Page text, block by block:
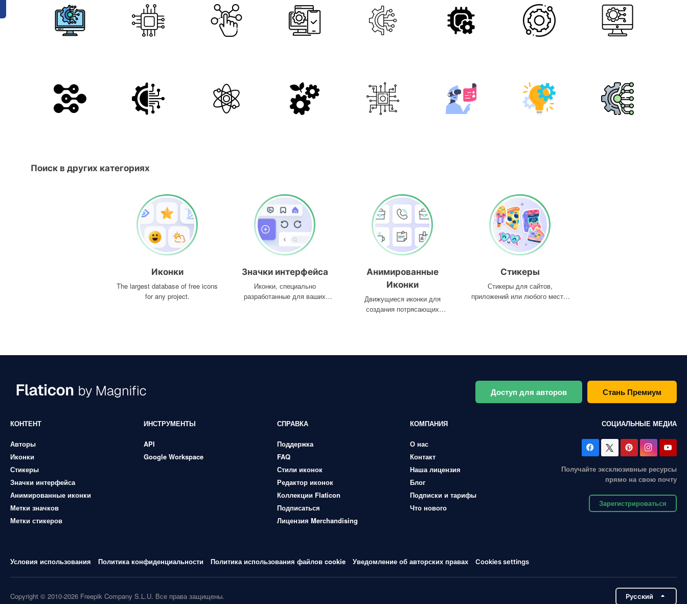
Поиск в других категориях
Иконки
The largest database of free icons
for any project.
Значки интерфейса
Иконки, специально
разработанные для ваших
Анимированные
Иконки
Движущиеся иконки для
создания потрясающих
Стикеры
Стикеры для сайтов,
приложений или любого места,
Доступ для авторов Стань Премиум
КОНТЕНТ
Авторы
Иконки
Стикеры
Значки интерфейса
Анимированные иконки
Метки значков
Метки стикеров
ИНСТРУМЕНТЫ
API
Google Workspace
СПРАВКА
Поддержка
FAQ
Стили иконок
Редактор иконок
Коллекции Flaticon
Подписаться
Лицензия Merchandising
КОМПАНИЯ
О нас
Контакт
Наша лицензия
Блог
Подписки и тарифы
Что нового
СОЦИАЛЬНЫЕ МЕДИА
Получайте эксклюзивные ресурсы
прямо на свою почту
Зарегистрироваться
Условия использования Политика конфиденциальности Политика использования файлов cookie Уведомление об авторских правах Cookies settings
Copyright © 2010-2026 Freepik Company S.L.U. Все права защищены. Pусский